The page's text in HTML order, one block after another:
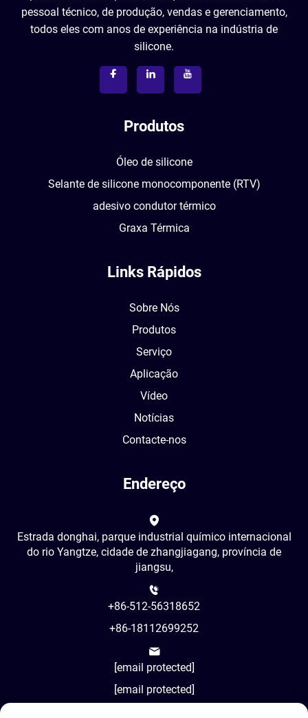
pessoal técnico, de produção, vendas e gerenciamento,
todos eles com anos de experiência na indústria de
silicone.
Produtos
Óleo de silicone
Selante de silicone monocomponente (RTV)
adesivo condutor térmico
Graxa Térmica
Links Rápidos
Sobre Nós
Produtos
Serviço
Aplicação
Vídeo
Notícias
Contacte-nos
Endereço
Estrada donghai, parque industrial químico internacional
do rio Yangtze, cidade de zhangjiagang, província de
jiangsu,
+86-512-56318652
+86-18112699252
[email protected]
[email protected]